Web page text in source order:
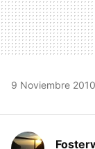
9 Noviembre 2010